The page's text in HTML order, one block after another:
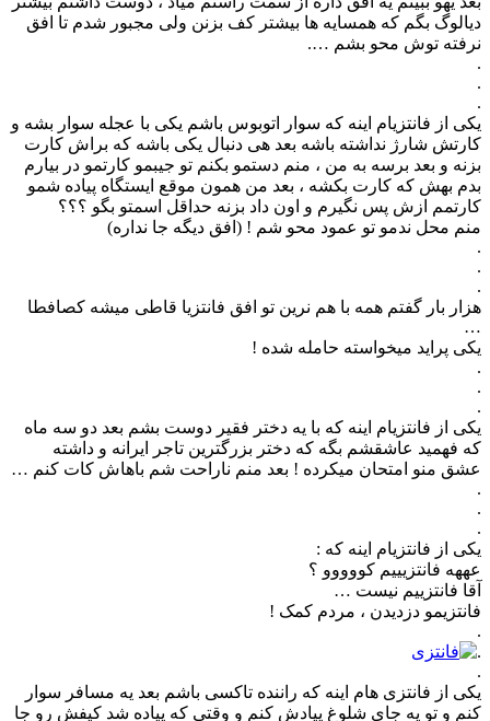
دیالوگ بگم که همسایه ها بیشتر کف بزنن ولی مجبور شدم تا افق
نرفته توش محو بشم ….
.
.
.
یکی از فانتزیام اینه که سوار اتوبوس باشم یکی با عجله سوار بشه و
کارتش شارژ نداشته باشه بعد هی دنبال یکی باشه که براش کارت
بزنه و بعد برسه به من ، منم دستمو بکنم تو جیبمو کارتمو در بیارم
بدم بهش که کارت بکشه ، بعد من همون موقع ایستگاه پیاده شمو
کارتمم ازش پس نگیرم و اون داد بزنه حداقل اسمتو بگو ؟؟؟
منم محل ندمو تو عمود محو شم ! (افق دیگه جا نداره)
.
.
.
هزار بار گفتم همه با هم نرین تو افق فانتزیا قاطی میشه کصافطا
…
یکی پراید میخواسته حامله شده !
.
.
.
یکی از فانتزیام اینه که با یه دختر فقیر دوست بشم بعد دو سه ماه
که فهمید عاشقشم بگه که دختر بزرگترین تاجر ایرانه و داشته
عشق منو امتحان میکرده ! بعد منم ناراحت شم باهاش کات کنم …
.
.
.
ﯾﮑﯽ ﺍﺯ ﻓﺎﻧﺘﺰﯾﺎﻡ ﺍﯾﻨﻪ ﮐﻪ :
عههه ﻓﺎﻧﺘﺰﯾﯿﯿﻢ ﮐﻮﻭﻭﻭﻭ ؟
ﺁﻗﺎ ﻓﺎﻧﺘﺰﯾﯿﻢ ﻧﯿﺴﺖ …
ﻓﺎﻧﺘﺰﯾﻤﻮ ﺩﺯﺩﯾﺪﻥ ، مردم کمک !
.
.
.
یکی از فانتزی هام اینه که راننده تاکسی باشم بعد یه مسافر سوار
کنم و تو یه جای شلوغ پیادش کنم و وقتی که پیاده شد کیفش رو جا